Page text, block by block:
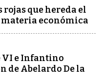
rojas que hereda el
materia económica
VI e Infantino
de Abelardo De la